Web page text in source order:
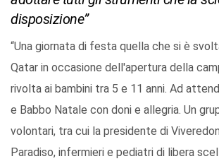
disposizione”
“Una giornata di festa quella che si è
Qatar in occasione dell'apertura della
rivolta ai bambini tra 5 e 11 anni. Ad
e Babbo Natale con doni e allegria. Un
volontari, tra cui la presidente di
Paradiso, infermieri e pediatri di libera